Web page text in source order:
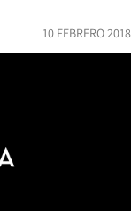
10 FEBRERO 2018